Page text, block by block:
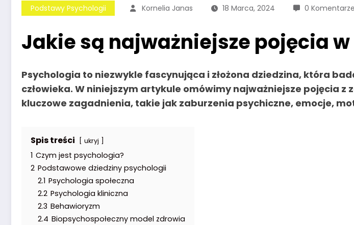
Podstawy Psychologii Kornelia Janas 18 Marca, 2024 0 Komentarze
Jakie są najważniejsze pojęcia
Psychologia to niezwykle fascynująca i złożona dziedzina, która
człowieka. W niniejszym artykule omówimy najważniejsze pojęcia
kluczowe zagadnienia, takie jak zaburzenia psychiczne, emocje,
Spis treści ukryj
1 Czym jest psychologia?
2 Podstawowe dziedziny psychologii
2.1 Psychologia społeczna
2.2 Psychologia kliniczna
2.3 Behawioryzm
2.4 Biopsychospołeczny model zdrowia